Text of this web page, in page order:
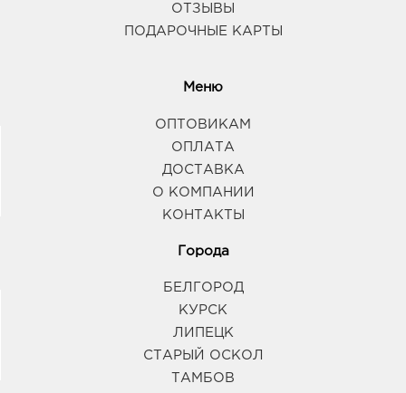
ОТЗЫВЫ
ПОДАРОЧНЫЕ КАРТЫ
Меню
ОПТОВИКАМ
ОПЛАТА
ДОСТАВКА
О КОМПАНИИ
КОНТАКТЫ
Города
БЕЛГОРОД
КУРСК
ЛИПЕЦК
СТАРЫЙ ОСКОЛ
ТАМБОВ